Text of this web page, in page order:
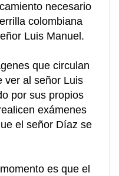
necesario
colombiana
Luis Manuel.
que circulan
ver al señor Luis
por sus propios
exámenes
el señor Díaz se
es que el